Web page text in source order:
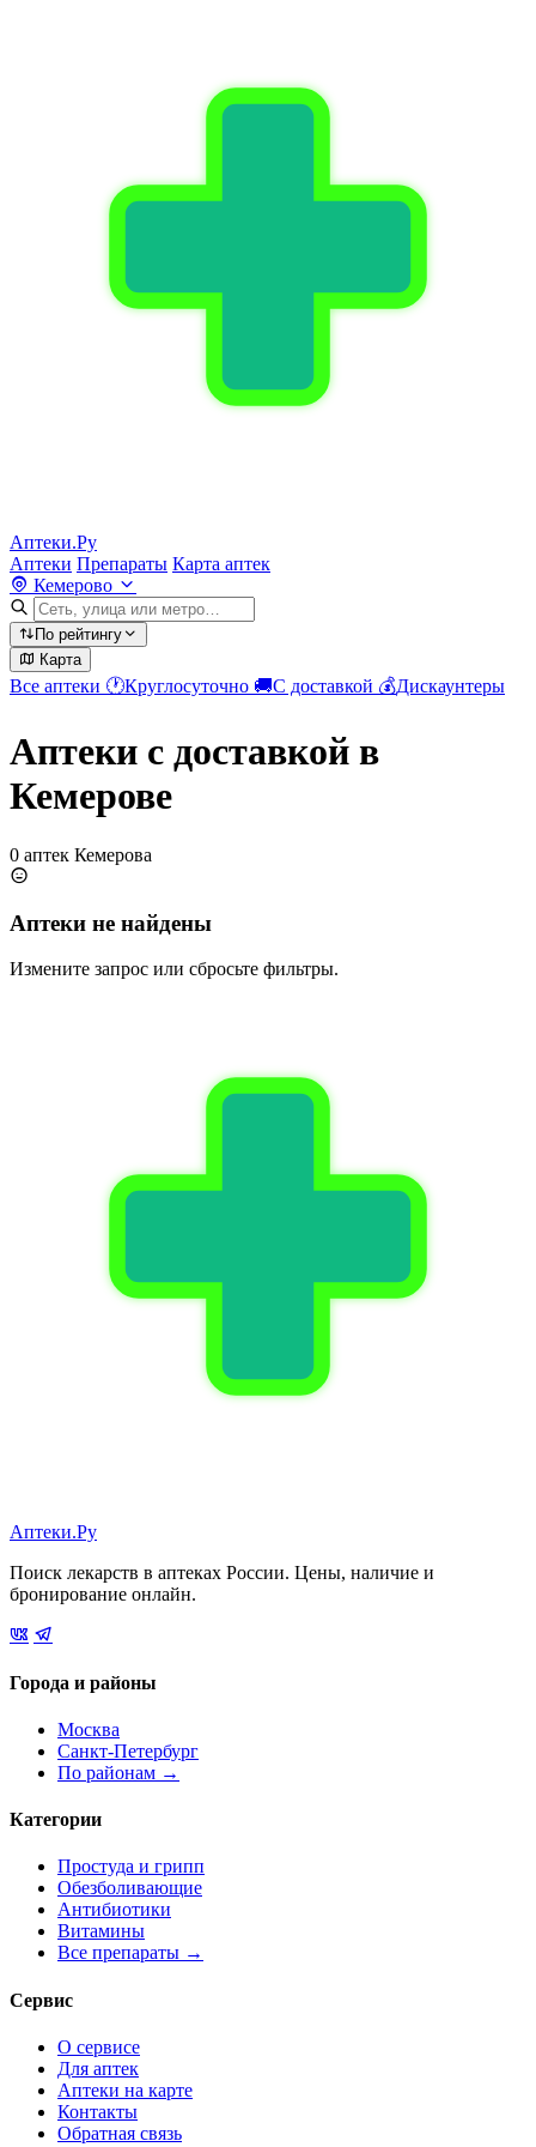
Аптеки.Ру
Аптеки Препараты Карта аптек
Кемерово
По рейтингу
Карта
Все аптеки 🕐Круглосуточно 🚚С доставкой 💰Дискаунтеры
Аптеки с доставкой в
Кемерове
0 аптек Кемерова
Аптеки не найдены
Измените запрос или сбросьте фильтры.
Аптеки.Ру
Поиск лекарств в аптеках России. Цены, наличие и
бронирование онлайн.
Города и районы
Москва
Санкт-Петербург
По районам →
Категории
Простуда и грипп
Обезболивающие
Антибиотики
Витамины
Все препараты →
Сервис
О сервисе
Для аптек
Аптеки на карте
Контакты
Обратная связь